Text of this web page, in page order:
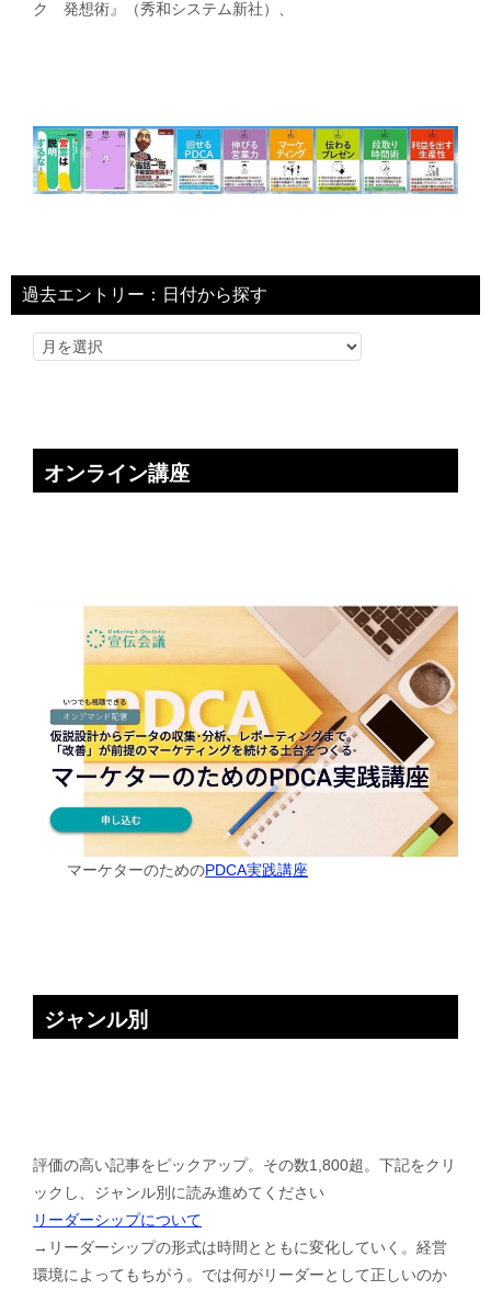
ク 発想術』（秀和システム新社）、
過去エントリー：日付から探す
オンライン講座
マーケターのためのPDCA実践講座
ジャンル別
評価の高い記事をピックアップ。その数1,800超。下記をクリ
ックし、ジャンル別に読み進めてください
リーダーシップについて
→リーダーシップの形式は時間とともに変化していく。経営
環境によってもちがう。では何がリーダーとして正しいのか